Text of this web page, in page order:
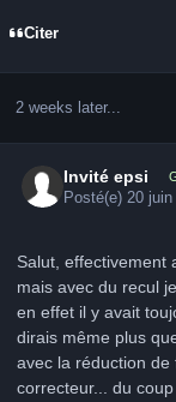
Citer
2 weeks later...
Invité epsi
Posté(e)20 juin
Salut, effectivement
mais avec du recul
en effet il y avait
dirais même plus
avec la réduction
correcteur... du